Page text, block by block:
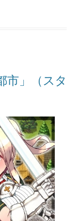
市」（スタ